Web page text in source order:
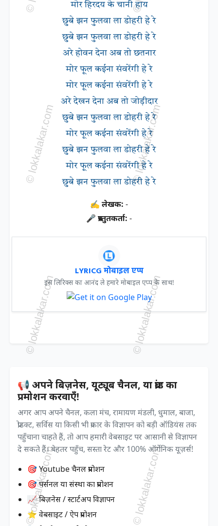
मोर हिरदय के चानी हाय
छुबे झन फुलवा ला डोहरी हे रे
छुबे झन फुलवा ला डोहरी हे रे
अरे होवन देना अब तो छतनार
मोर फूल कईना संवरेंगी हे रे
मोर फूल कईना संवरेंगी हे रे
अरे देखन देना अब तो जोड़ीदार
छुबे झन फुलवा ला डोहरी हे रे
मोर फूल कईना संवरेंगी हे रे
छुबे झन फुलवा ला डोहरी हे रे
मोर फूल कईना संवरेंगी हे रे
छुबे झन फुलवा ला डोहरी हे रे
✍ लेखक: -
🎤 प्रस्तुतकर्ता: -
LYRICG मोबाइल एप्प
इस लिरिक्स का आनंद ले हमारे मोबाइल एप्प के साथ!
📢 अपने बिज़नेस, यूट्यूब चैनल, या ब्रांड का
प्रमोशन करवाएँ!
अगर आप अपने चैनल, कला मंच, रामायण मंडली, धुमाल, बाजा,
प्रोडक्ट, सर्विस या किसी भी प्रकार के विज्ञापन को बड़ी ऑडियंस तक
पहुँचाना चाहते हैं, तो आप हमारी वेबसाइट पर आसानी से विज्ञापन
दे सकते हैं। बेहतर पहुँच, सस्ता रेट और 100% ऑर्गेनिक यूज़र्स!
🎯 Youtube चैनल प्रमोशन
🎯 पर्सनल या संस्था का प्रमोशन
📈 बिज़नेस / स्टार्टअप विज्ञापन
⭐ वेबसाइट / ऐप प्रमोशन